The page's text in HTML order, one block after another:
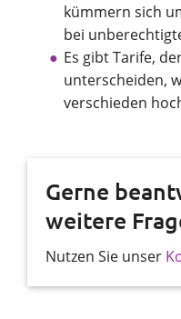
kümmern sich
bei
Es gibt Tarife,
unterscheiden,
verschieden
Gerne
weitere
Nutzen Sie unser